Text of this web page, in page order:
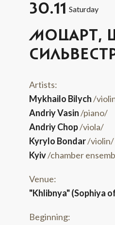
30.11 Saturday
МОЦАРТ,
Artists:
Mykhailo Bilych/
Andriy Vasin/piano/
Andriy Chop/viola/
Kyrylo Bondar/violin/
Kyiv/chamber
Venue:
"Khlibnya" (Sophiya
Beginning: